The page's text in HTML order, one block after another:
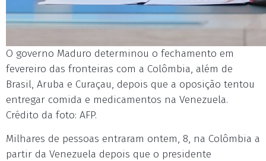
O governo Maduro determinou o fechamento em
fevereiro das fronteiras com a Colômbia, além de
Brasil, Aruba e Curaçau, depois que a oposição tentou
entregar comida e medicamentos na Venezuela.
Crédito da foto: AFP.
Milhares de pessoas entraram ontem, 8, na Colômbia a
partir da Venezuela depois que o presidente